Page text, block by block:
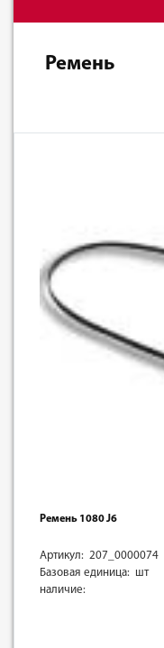
Ремень
Ремень 1080 J6
Артикул: 207_0000074
Базовая единица: шт
наличие: